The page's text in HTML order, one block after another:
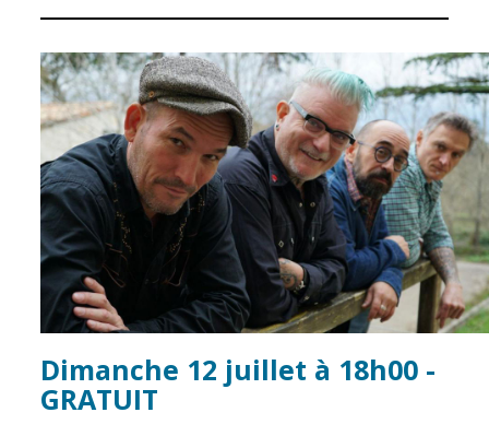
Cimetières
Titres
d'identité
État civil
Élections
Jumelages
Publication des
actes
administratifs
Journal
municipal
Actualités
Agenda
Établissements
Accueil avant
et après classe
Réussite
éducative et
inclusion
Inscriptions
scolaires 2026-
2027
Enfance
jeunesse
Centres de
Dimanche 12 juillet à 18h00 -
GRATUIT